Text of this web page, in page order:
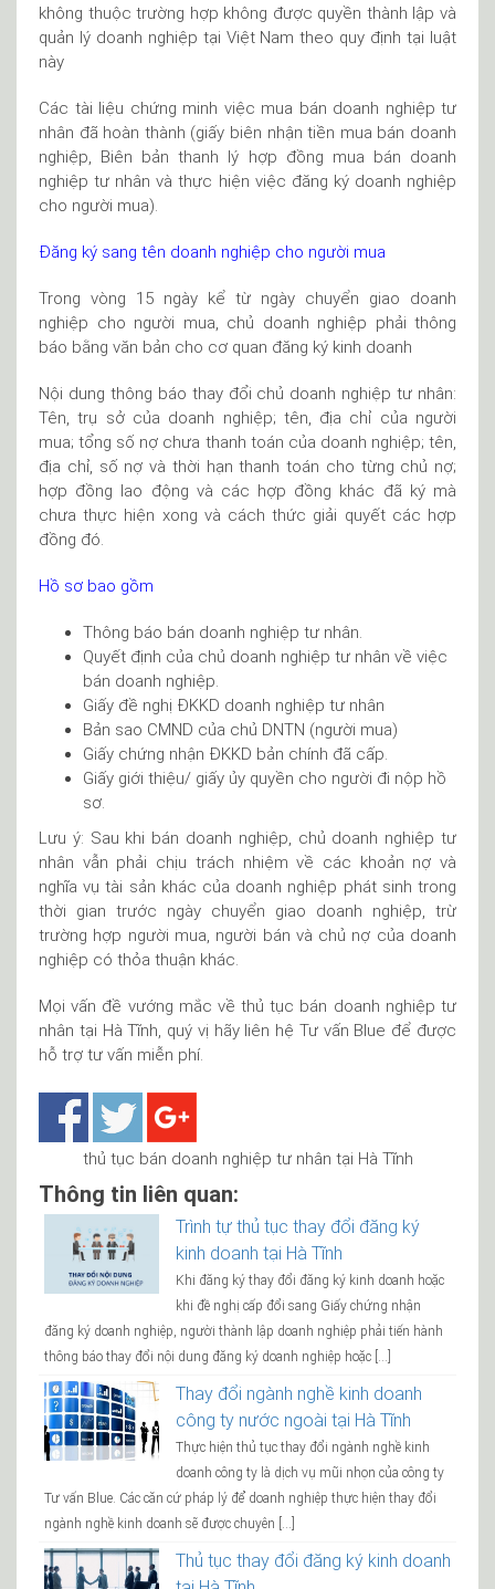
không thuộc trường hợp không được quyền thành lập và
quản lý doanh nghiệp tại Việt Nam theo quy định tại luật
này
Các tài liệu chứng minh việc mua bán doanh nghiệp tư
nhân đã hoàn thành (giấy biên nhận tiền mua bán doanh
nghiệp, Biên bản thanh lý hợp đồng mua bán doanh
nghiệp tư nhân và thực hiện việc đăng ký doanh nghiệp
cho người mua).
Đăng ký sang tên doanh nghiệp cho người mua
Trong vòng 15 ngày kể từ ngày chuyển giao doanh
nghiệp cho người mua, chủ doanh nghiệp phải thông
báo bằng văn bản cho cơ quan đăng ký kinh doanh
Nội dung thông báo thay đổi chủ doanh nghiệp tư nhân:
Tên, trụ sở của doanh nghiệp; tên, địa chỉ của người
mua; tổng số nợ chưa thanh toán của doanh nghiệp; tên,
địa chỉ, số nợ và thời hạn thanh toán cho từng chủ nợ;
hợp đồng lao động và các hợp đồng khác đã ký mà
chưa thực hiện xong và cách thức giải quyết các hợp
đồng đó.
Hồ sơ bao gồm
Thông báo bán doanh nghiệp tư nhân.
Quyết định của chủ doanh nghiệp tư nhân về việc
bán doanh nghiệp.
Giấy đề nghị ĐKKD doanh nghiệp tư nhân
Bản sao CMND của chủ DNTN (người mua)
Giấy chứng nhận ĐKKD bản chính đã cấp.
Giấy giới thiệu/ giấy ủy quyền cho người đi nộp hồ
sơ.
Lưu ý: Sau khi bán doanh nghiệp, chủ doanh nghiệp tư
nhân vẫn phải chịu trách nhiệm về các khoản nợ và
nghĩa vụ tài sản khác của doanh nghiệp phát sinh trong
thời gian trước ngày chuyển giao doanh nghiệp, trừ
trường hợp người mua, người bán và chủ nợ của doanh
nghiệp có thỏa thuận khác.
Mọi vấn đề vướng mắc về thủ tục bán doanh nghiệp tư
nhân tại Hà Tĩnh, quý vị hãy liên hệ Tư vấn Blue để được
hỗ trợ tư vấn miễn phí.
thủ tục bán doanh nghiệp tư nhân tại Hà Tĩnh
Thông tin liên quan:
Trình tự thủ tục thay đổi đăng ký
kinh doanh tại Hà Tĩnh
Khi đăng ký thay đổi đăng ký kinh doanh hoặc
khi đề nghị cấp đổi sang Giấy chứng nhận
đăng ký doanh nghiệp, người thành lập doanh nghiệp phải tiến hành
thông báo thay đổi nội dung đăng ký doanh nghiệp hoặc […]
Thay đổi ngành nghề kinh doanh
công ty nước ngoài tại Hà Tĩnh
Thực hiện thủ tục thay đổi ngành nghề kinh
doanh công ty là dịch vụ mũi nhọn của công ty
Tư vấn Blue. Các căn cứ pháp lý để doanh nghiệp thực hiện thay đổi
ngành nghề kinh doanh sẽ được chuyên […]
Thủ tục thay đổi đăng ký kinh doanh